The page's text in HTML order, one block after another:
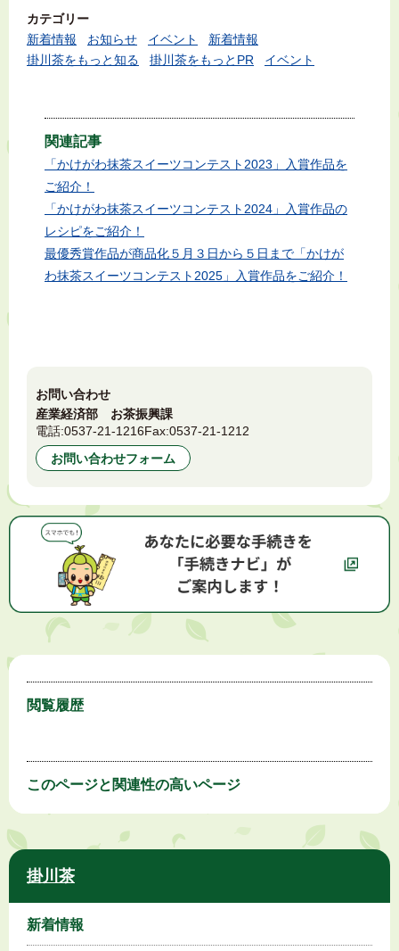
カテゴリー
新着情報
お知らせ イベント
新着情報
掛川茶をもっと知る
掛川茶をもっとPR イベント
関連記事
「かけがわ抹茶スイーツコンテスト2023」入賞作品を
ご紹介！
「かけがわ抹茶スイーツコンテスト2024」入賞作品の
レシピをご紹介！
最優秀賞作品が商品化５月３日から５日まで「かけが
わ抹茶スイーツコンテスト2025」入賞作品をご紹介！
お問い合わせ
産業経済部 お茶振興課
電話:0537-21-1216Fax:0537-21-1212
お問い合わせフォーム
閲覧履歴
このページと 関連性の高いページ
掛川茶
新着情報